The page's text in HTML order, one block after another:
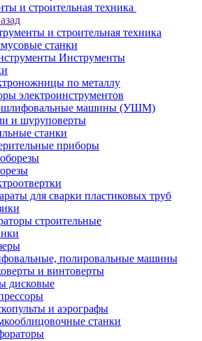
и строительная техника
и строительная техника
станки
Инструменты
по металлу
электроинструментов
машины (УШМ)
и шуруповерты
станки
приборы
для сварки пластиковых труб
строительные
полировальные машины
и винтоверты
дисковые
и аэрографы
станки